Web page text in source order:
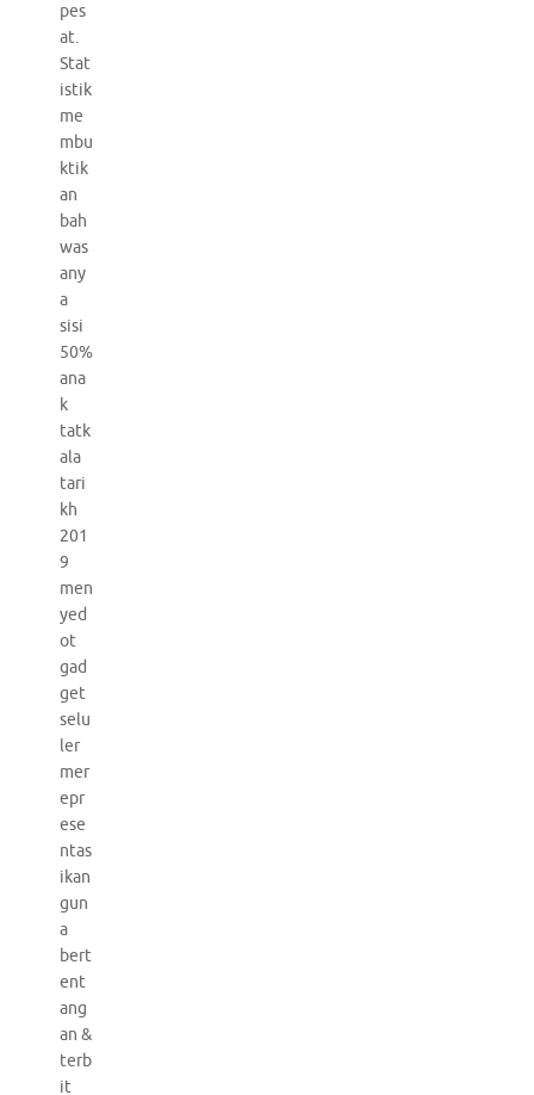
pes
at.
Stat
istik
me
mbu
ktik
an
bah
was
any
a
sisi
50%
ana
k
tatk
ala
tari
kh
201
9
men
yed
ot
gad
get
selu
ler
mer
epr
ese
ntas
ikan
gun
a
bert
ent
ang
an &
terb
it